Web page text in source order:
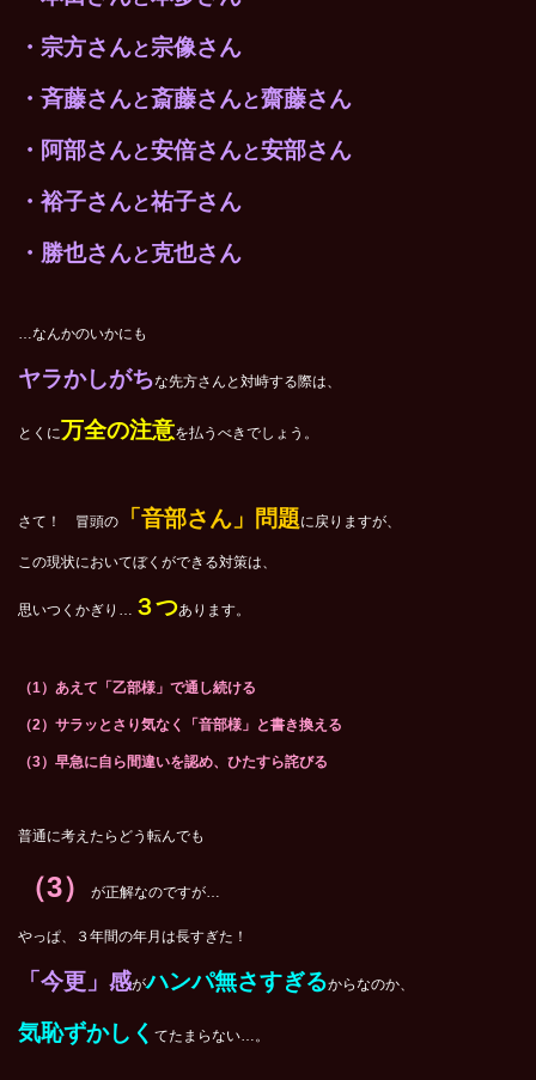
・宗方さんと宗像さん
・斉藤さんと斎藤さんと齋藤さん
・阿部さんと安倍さんと安部さん
・裕子さんと祐子さん
・勝也さんと克也さん
…なんかのいかにも
ヤラかしがちな先方さんと対峙する際は、
とくに万全の注意を払うべきでしょう。
さて！ 冒頭の 「音部さん」問題に戻りますが、
この現状においてぼくができる対策は、
思いつくかぎり… ３つあります。
（1）あえて「乙部様」で通し続ける
（2）サラッとさり気なく「音部様」と書き換える
（3）早急に自ら間違いを認め、ひたすら詫びる
普通に考えたらどう転んでも
（3） が正解なのですが…
やっぱ、３年間の年月は長すぎた！
「今更」感がハンパ無さすぎるからなのか、
気恥ずかしく てたまらない…。